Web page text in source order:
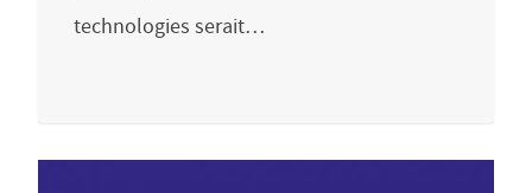
technologies serait…